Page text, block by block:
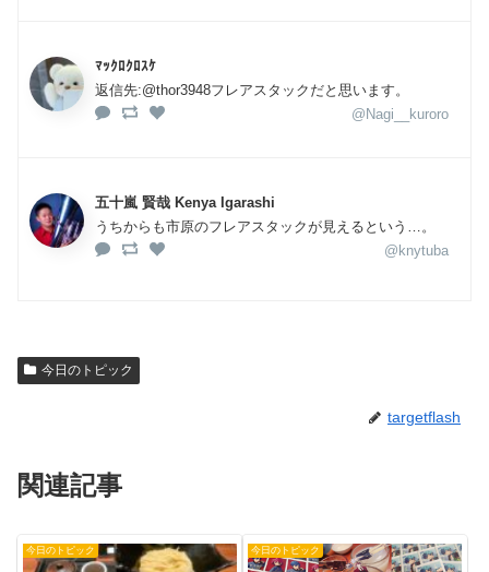
ﾏｯｸﾛｸﾛｽｹ
返信先:@thor3948フレアスタックだと思います。
@Nagi__kuroro
五十嵐 賢哉 Kenya Igarashi
うちからも市原のフレアスタックが見えるという…。
@knytuba
今日のトピック
targetflash
関連記事
今日のトピック 今日のトピック